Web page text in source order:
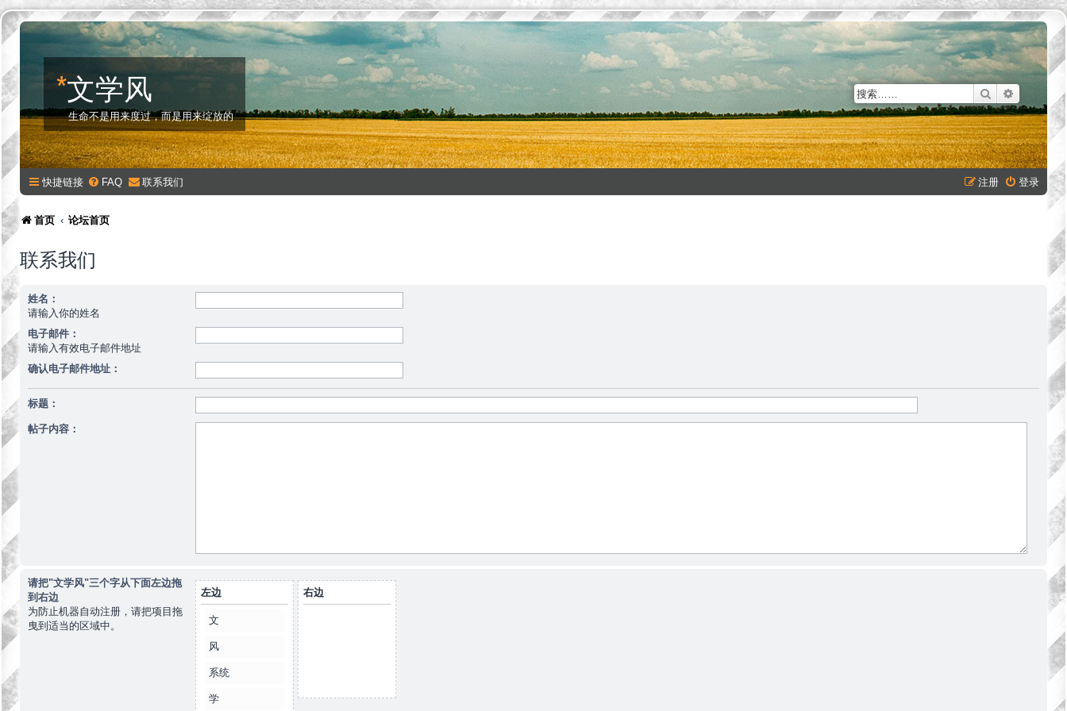
*文学风
生命不是用来度过，而是用来绽放的
搜索
快捷链接 FAQ 联系我们 登录
注册
首页 论坛首页
联系我们
姓名：
请输入你的姓名
电子邮件：
请输入有效电子邮件地址
确认电子邮件地址：
标题：
帖子内容：
请把"文学风"三个字从下面左边拖
到右边
为防止机器自动注册，请把项目拖
曳到适当的区域中。
左边
文
风
系统
学
右边